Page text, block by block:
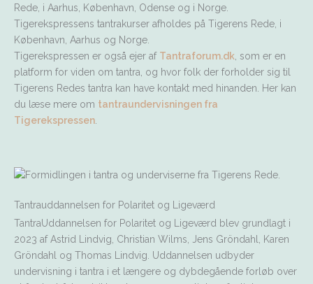
Rede, i Aarhus, København, Odense og i Norge.
Tigerekspressens tantrakurser afholdes på Tigerens Rede, i
København, Aarhus og Norge.
Tigerekspressen er også ejer af Tantraforum.dk, som er en
platform for viden om tantra, og hvor folk der forholder sig til
Tigerens Redes tantra kan have kontakt med hinanden. Her kan
du læse mere om tantraundervisningen fra
Tigerekspressen.
Tantrauddannelsen for Polaritet og Ligeværd
TantraUddannelsen for Polaritet og Ligeværd blev grundlagt i
2023 af Astrid Lindvig, Christian Wilms, Jens Gröndahl, Karen
Gröndahl og Thomas Lindvig. Uddannelsen udbyder
undervisning i tantra i et længere og dybdegående forløb over